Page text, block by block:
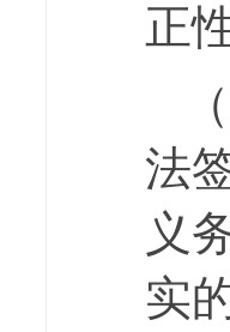
正
法
义
实